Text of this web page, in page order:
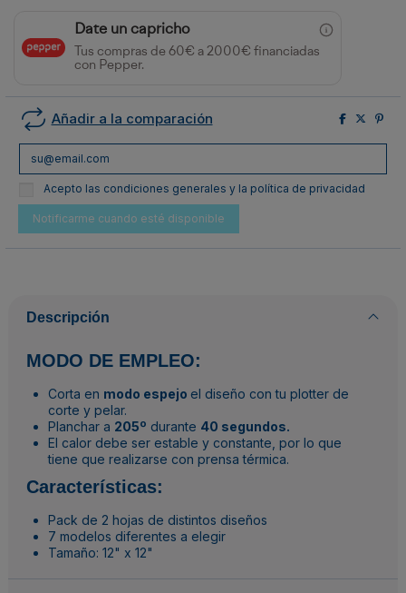
Date un capricho
Tus compras de 60€ a 2000€ financiadas
con Pepper.
Añadir a la comparación
Acepto las condiciones generales y la política de privacidad
Descripción
MODO DE EMPLEO:
Corta en modo espejo el diseño con tu plotter de
corte y pelar.
Planchar a 205º durante 40 segundos.
El calor debe ser estable y constante, por lo que
tiene que realizarse con prensa térmica.
Características:
Pack de 2 hojas de distintos diseños
7 modelos diferentes a elegir
Tamaño: 12" x 12"